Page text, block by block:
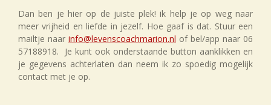
Dan ben je hier op de juiste plek! ik help je op weg naar
meer vrijheid en liefde in jezelf. Hoe gaaf is dat. Stuur een
mailtje naar info@levenscoachmarion.nl of bel/app naar 06
57188918. Je kunt ook onderstaande button aanklikken en
je gegevens achterlaten dan neem ik zo spoedig mogelijk
contact met je op.